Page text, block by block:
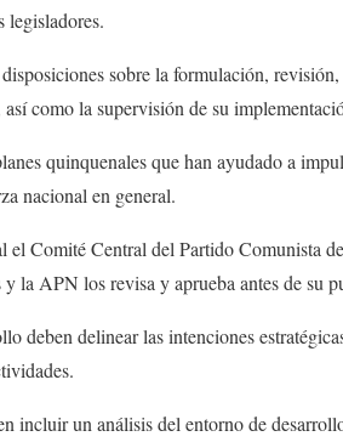
legisladores.
sobre la formulación,
como la supervisión de su
quinquenales que han ayudado a
nacional en general.
Comité Central del Partido Comunista
la APN los revisa y aprueba antes de su
deben delinear las intenciones
incluir un análisis del entorno de